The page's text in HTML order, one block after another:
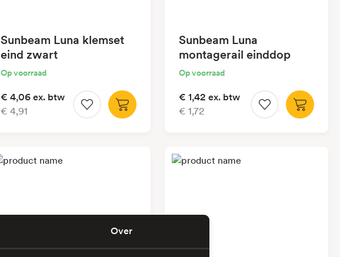
Over
Sunbeam Luna klemset
eind zwart
Op voorraad
€ 4,06 ex. btw
€ 4,91
Sunbeam Luna
montagerail einddop
Op voorraad
€ 1,42 ex. btw
€ 1,72